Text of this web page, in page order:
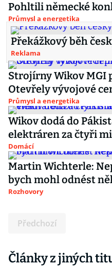
Pohltili německé
Průmysl a energetika
Překážkový běh
Reklama
Strojírny Wikov MGI
Otevřely vývojové
Průmysl a energetika
Wikov dodá do
elektráren za čtyři
Domácí
Martin Wichterle:
bych mohl odnést
Rozhovory
Předchozí
Články z jiných